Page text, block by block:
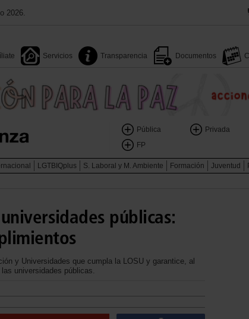
2026.
Servicios Transparencia Documentos
Pública
Privada
FP
LGTBIQplus S. Laboral y M. Ambiente Formación Juventud
públicas:
y Universidades que cumpla la LOSU y garantice, al
universidades públicas.